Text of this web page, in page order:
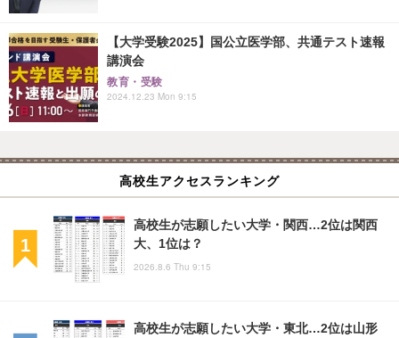
【大学受験2025】国公立医学部、共通テスト速報
講演会
教育・受験
2024.12.23 Mon 9:15
高校生アクセスランキング
高校生が志願したい大学・関西…2位は関西
大、1位は？
2026.8.6 Thu 9:15
高校生が志願したい大学・東北…2位は山形